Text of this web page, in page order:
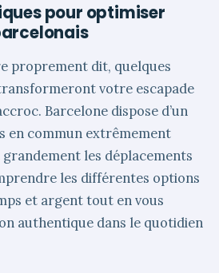
pour optimiser
proprement dit, quelques
votre escapade
Barcelone dispose d’un
en commun extrêmement
les déplacements
les différentes options
et argent tout en vous
authentique dans le quotidien